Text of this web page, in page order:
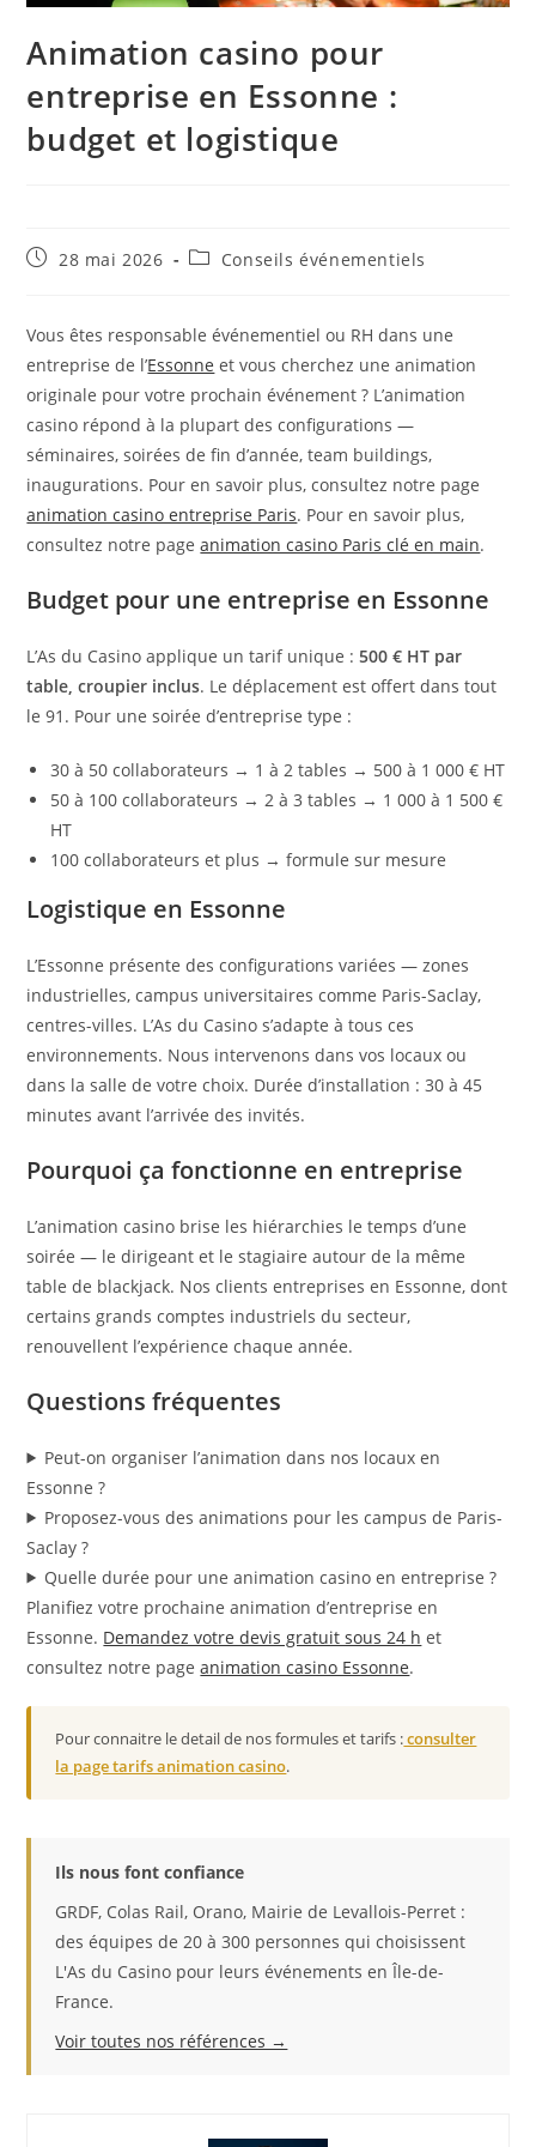
Animation casino pour
entreprise en Essonne :
budget et logistique
Publication
28 mai 2026
PostConseils événementiels
Vous êtes responsable événementiel ou RH dans une
entreprise de l’Essonne et vous cherchez une animation
originale pour votre prochain événement ? L’animation
casino répond à la plupart des configurations —
séminaires, soirées de fin d’année, team buildings,
inaugurations. Pour en savoir plus, consultez notre page
animation casino entreprise Paris. Pour en savoir plus,
consultez notre pageanimation casino Paris clé en main.
Budget pour une entreprise en Essonne
L’As du Casino applique un tarif unique :500 € HT par
table, croupier inclus. Le déplacement est offert dans tout
le 91. Pour une soirée d’entreprise type :
30 à 50 collaborateurs → 1 à 2 tables → 500 à 1 000 € HT
50 à 100 collaborateurs → 2 à 3 tables → 1 000 à 1 500 €
HT
100 collaborateurs et plus → formule sur mesure
Logistique en Essonne
L’Essonne présente des configurations variées — zones
industrielles, campus universitaires comme Paris-Saclay,
centres-villes. L’As du Casino s’adapte à tous ces
environnements. Nous intervenons dans vos locaux ou
dans la salle de votre choix. Durée d’installation : 30 à 45
minutes avant l’arrivée des invités.
Pourquoi ça fonctionne en entreprise
L’animation casino brise les hiérarchies le temps d’une
soirée — le dirigeant et le stagiaire autour de la même
table de blackjack. Nos clients entreprises en Essonne, dont
certains grands comptes industriels du secteur,
renouvellent l’expérience chaque année.
Questions fréquentes
Peut-on organiser l’animation dans nos locaux en
Essonne ?
Proposez-vous des animations pour les campus de Paris-
Saclay ?
Quelle durée pour une animation casino en entreprise ?
Planifiez votre prochaine animation d’entreprise en
Essonne. Demandez votre devis gratuit sous 24 h et
consultez notre pageanimation casino Essonne.
Pour connaitre le detail de nos formules et tarifs :consulter
la page tarifs animation casino.
Ils nous font confiance
GRDF, Colas Rail, Orano, Mairie de Levallois-Perret :
des équipes de 20 à 300 personnes qui choisissent
L'As du Casino pour leurs événements en Île-de-
France.
Voir toutes nos références →